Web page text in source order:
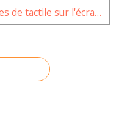
Comment résoudre les problèmes de tactile sur l'écran du Galaxy S21